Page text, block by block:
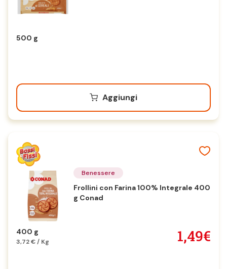
500 g
Aggiungi
Benessere
Frollini con Farina 100% Integrale 400
g Conad
400 g
3,72 € / Kg 1,49€